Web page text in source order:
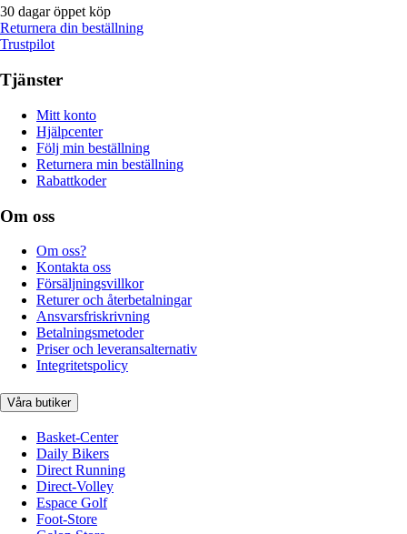
30 dagar öppet köp
Returnera din beställning
Trustpilot
Tjänster
Mitt konto
Hjälpcenter
Följ min beställning
Returnera min beställning
Rabattkoder
Om oss
Om oss?
Kontakta oss
Försäljningsvillkor
Returer och återbetalningar
Ansvarsfriskrivning
Betalningsmetoder
Priser och leveransalternativ
Integritetspolicy
Våra butiker
Basket-Center
Daily Bikers
Direct Running
Direct-Volley
Espace Golf
Foot-Store